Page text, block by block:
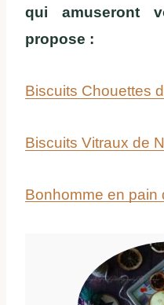
qui amuseront
propose :
Biscuits Chouettes
Biscuits Vitraux de
Bonhomme en pain